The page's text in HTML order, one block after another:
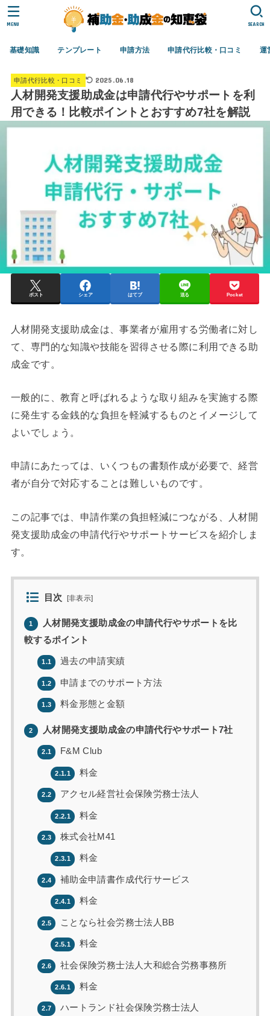
基礎知識 テンプレート 申請方法 申請代行比較・口コミ 運
SEARCH
MENU
申請代行比較・口コミ 2025.06.18
人材開発支援助成金は申請代行やサポートを利
用できる！比較ポイントとおすすめ7社を解説
ポスト シェア はてブ 送る Pocket
人材開発支援助成金は、事業者が雇用する労働者に対し
て、専門的な知識や技能を習得させる際に利用できる助
成金です。
一般的に、教育と呼ばれるような取り組みを実施する際
に発生する金銭的な負担を軽減するものとイメージして
よいでしょう。
申請にあたっては、いくつもの書類作成が必要で、経営
者が自分で対応することは難しいものです。
この記事では、申請作業の負担軽減につながる、人材開
発支援助成金の申請代行やサポートサービスを紹介しま
す。
目次 [非表示]
1
人材開発支援助成金の申請代行やサポートを比
較するポイント
1.1 過去の申請実績
1.2 申請までのサポート方法
1.3 料金形態と金額
2 人材開発支援助成金の申請代行やサポート7社
2.1 F&M Club
2.1.1 料金
2.2 アクセル経営社会保険労務士法人
2.2.1 料金
2.3 株式会社M41
2.3.1 料金
2.4 補助金申請書作成代行サービス
2.4.1 料金
2.5 ことなら社会労務士法人BB
2.5.1 料金
2.6 社会保険労務士法人大和総合労務事務所
2.6.1 料金
2.7 ハートランド社会保険労務士法人